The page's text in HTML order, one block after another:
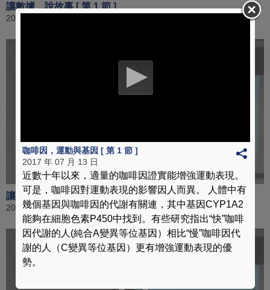
讓數據，說故事 [ 第 1 節 ]
2017 年 08 月 17 日
讓數據，說故事 [ 第 2 節 ]
2017 年 08 月 17 日
咖啡因，運動與基因 [ 第 1 節 ]
2017 年 07 月 13 日
近數十年以來，適量的咖啡因證實能增強運動表現。
可是，咖啡因對運動表現的影響因人而異。 人體中有
幾個基因與咖啡因的代謝有關連，其中基因CYP1A2
能夠在細胞色素P450中找到。有些研究指出“快”咖啡
因代謝的人(純合A變異等位基因）相比“慢”咖啡因代
謝的人（C變異等位基因）更有增強運動表現的優
勢。